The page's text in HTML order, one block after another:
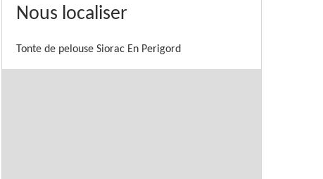
Nous localiser
Tonte de pelouse Siorac En Perigord